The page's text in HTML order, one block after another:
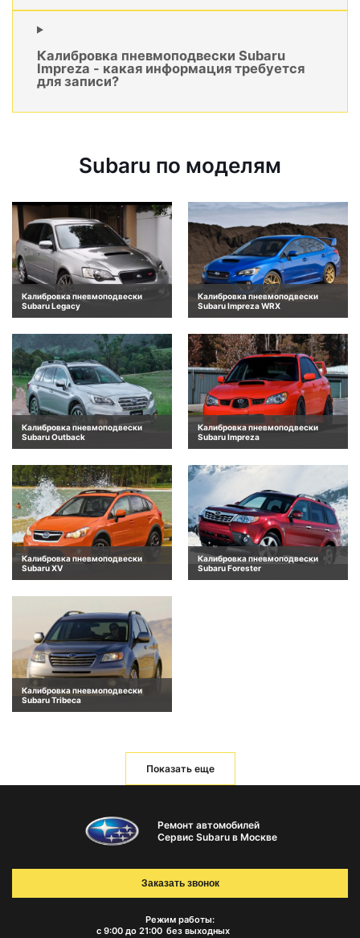
Калибровка пневмоподвески Subaru
Impreza - какая информация требуется
для записи?
Subaru по моделям
Калибровка пневмоподвески
Subaru Legacy
Калибровка пневмоподвески
Subaru Impreza WRX
Калибровка пневмоподвески
Subaru Outback
Калибровка пневмоподвески
Subaru Impreza
Калибровка пневмоподвески
Subaru XV
Калибровка пневмоподвески
Subaru Forester
Калибровка пневмоподвески
Subaru Tribeca
Показать еще
Ремонт автомобилей
Сервис Subaru в Москве
Режим работы:
с 9:00 до 21:00 без выходных
Заказать звонок